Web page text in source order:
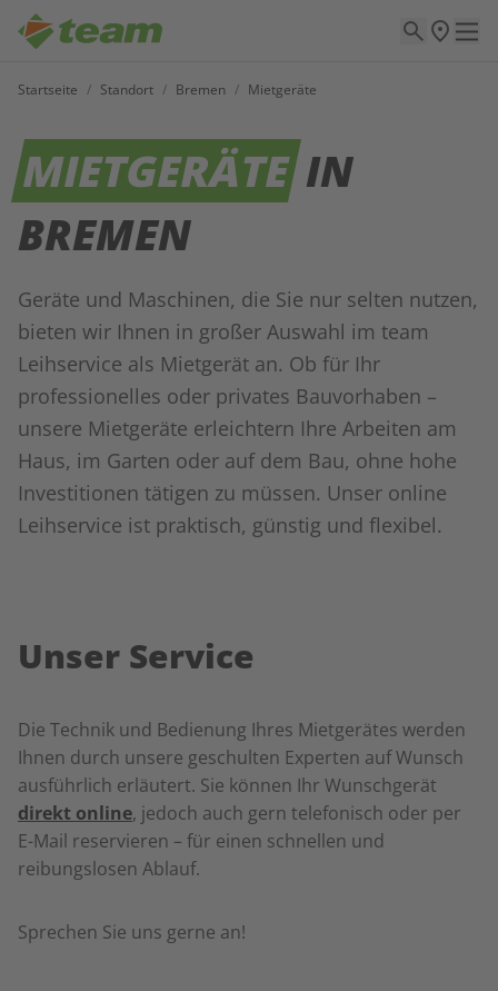
Startseite / Standort / Bremen / Mietgeräte
MIETGERÄTEIN
BREMEN
Geräte und Maschinen, die Sie nur selten nutzen,
bieten wir Ihnen in großer Auswahl im team
Leihservice als Mietgerät an. Ob für Ihr
professionelles oder privates Bauvorhaben –
unsere Mietgeräte erleichtern Ihre Arbeiten am
Haus, im Garten oder auf dem Bau, ohne hohe
Investitionen tätigen zu müssen. Unser online
Leihservice ist praktisch, günstig und flexibel.
Unser Service
Die Technik und Bedienung Ihres Mietgerätes werden
Ihnen durch unsere geschulten Experten auf Wunsch
ausführlich erläutert. Sie können Ihr Wunschgerät
direkt online, jedoch auch gern telefonisch oder per
E-Mail reservieren – für einen schnellen und
reibungslosen Ablauf.
Sprechen Sie uns gerne an!